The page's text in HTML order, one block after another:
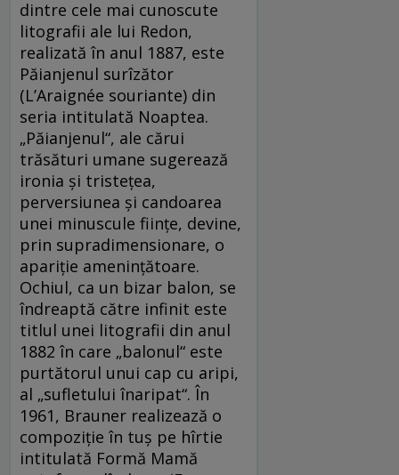
dintre cele mai cunoscute
litografii ale lui Redon,
realizată în anul 1887, este
Păianjenul surîzător
(L’Araignée souriante) din
seria intitulată Noaptea.
„Păianjenul“, ale cărui
trăsături umane sugerează
ironia și tristețea,
perversiunea și candoarea
unei minuscule ființe, devine,
prin supradimensionare, o
apariție amenințătoare.
Ochiul, ca un bizar balon, se
îndreaptă către infinit este
titlul unei litografii din anul
1882 în care „balonul“ este
purtătorul unui cap cu aripi,
al „sufletului înaripat“. În
1961, Brauner realizează o
compoziție în tuș pe hîrtie
intitulată Formă Mamă